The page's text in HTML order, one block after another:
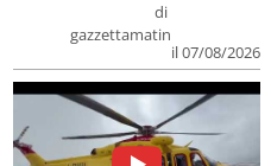
di
gazzettamatin
il 07/08/2026